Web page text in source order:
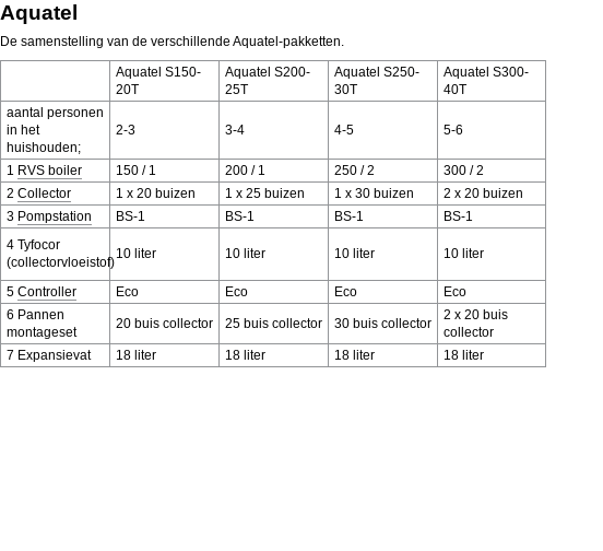
Aquatel
De samenstelling van de verschillende Aquatel-pakketten.
Aquatel S150-
20T
Aquatel S200-
25T
Aquatel S250-
30T
Aquatel S300-
40T
aantal personen
in het
huishouden;
2-3 3-4 4-5 5-6
1 RVS boiler 150 / 1 200 / 1 250 / 2
300 / 2
2 Collector 1 x 20 buizen 1 x 25 buizen 1 x 30 buizen
2 x 20 buizen
3 Pompstation BS-1 BS-1 BS-1
BS-1
4 Tyfocor
(collectorvloeistof)
10 liter 10 liter 10 liter 10 liter
5 Controller Eco Eco Eco
Eco
6 Pannen
montageset
20 buis collector 25 buis collector 30 buis collector
2 x 20 buis
collector
7 Expansievat
18 liter 18 liter 18 liter 18 liter